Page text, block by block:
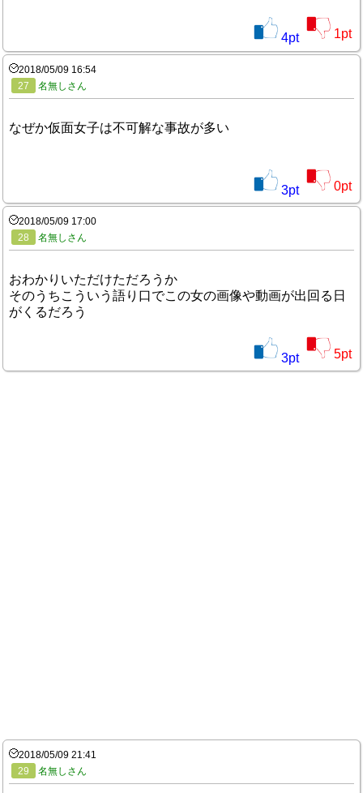
4pt 1pt
2018/05/09 16:54
27
名無しさん
なぜか仮面女子は不可解な事故が多い
3pt 0pt
2018/05/09 17:00
28
名無しさん
おわかりいただけただろうか
そのうちこういう語り口でこの女の画像や動画が出回る日
がくるだろう
3pt 5pt
2018/05/09 21:41
29
名無しさん